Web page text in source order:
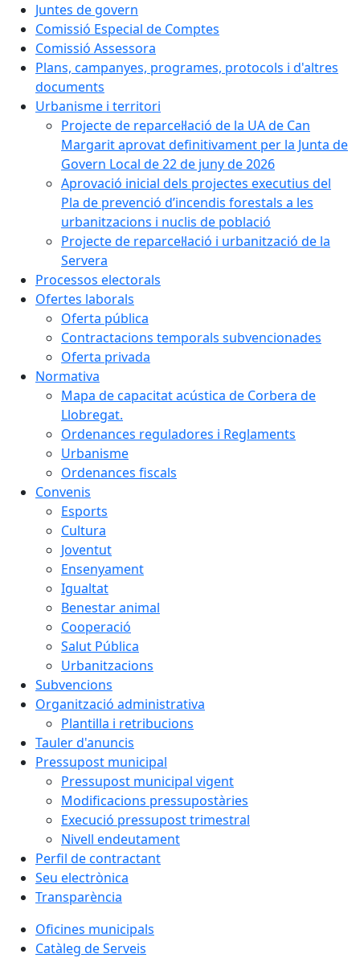
Juntes de govern
Comissió Especial de Comptes
Comissió Assessora
Plans, campanyes, programes, protocols i d'altres
documents
Urbanisme i territori
Projecte de reparcel·lació de la UA de Can
Margarit aprovat definitivament per la Junta de
Govern Local de 22 de juny de 2026
Aprovació inicial dels projectes executius del
Pla de prevenció d’incendis forestals a les
urbanitzacions i nuclis de població
Projecte de reparcel·lació i urbanització de la
Servera
Processos electorals
Ofertes laborals
Oferta pública
Contractacions temporals subvencionades
Oferta privada
Normativa
Mapa de capacitat acústica de Corbera de
Llobregat.
Ordenances reguladores i Reglaments
Urbanisme
Ordenances fiscals
Convenis
Esports
Cultura
Joventut
Ensenyament
Igualtat
Benestar animal
Cooperació
Salut Pública
Urbanitzacions
Subvencions
Organització administrativa
Plantilla i retribucions
Tauler d'anuncis
Pressupost municipal
Pressupost municipal vigent
Modificacions pressupostàries
Execució pressupost trimestral
Nivell endeutament
Perfil de contractant
Seu electrònica
Transparència
Oficines municipals
Catàleg de Serveis